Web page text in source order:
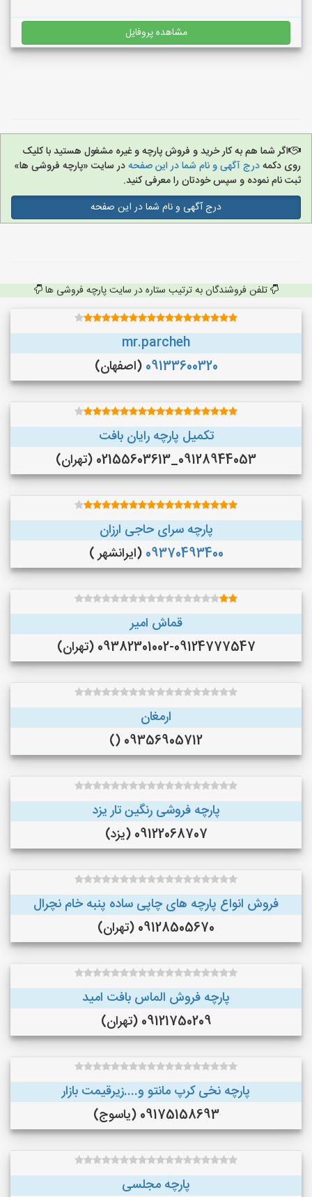
مشاهده پروفایل
اگر شما هم به کار خرید و فروش پارچه و غیره مشغول هستید با کلیک
روی دکمهدرج آگهی و نام شما در این صفحهدر سایت «پارچه فروشی ها»
ثبت نام نموده و سپس خودتان را معرفی کنید.
درج آگهی و نام شما در این صفحه
تلفن فروشندگان به ترتیب ستاره در سایت پارچه فروشی ها
mr.parcheh
09133600320 (اصفهان)
تکمیل پارچه رایان بافت
09128944053_02155603613 (تهران)
پارچه سرای حاجی ارزان
09370493400 (ایرانشهر )
قماش امیر
09382301002-09124777547 (تهران)
ارمغان
09356905712 ()
پارچه فروشی رنگین تار یزد
09122068707 (یزد)
فروش انواع پارچه های چاپی ساده پنبه خام نچرال
09128505670 (تهران)
پارچه فروش الماس بافت امید
09121750209 (تهران)
پارچه نخی کرپ مانتو و....زیرقیمت بازار
09175158693 (یاسوج)
پارچه مجلسی